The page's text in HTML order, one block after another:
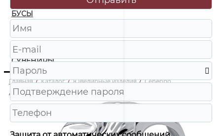
БУСЫ
ЧАСЫ
ШКАТУЛКИ
СУВЕНИРЫ
Главная / Каталог / Ювелирные изделия / Серебро
/
20-72-0000-12587 Кольцо Ag 925